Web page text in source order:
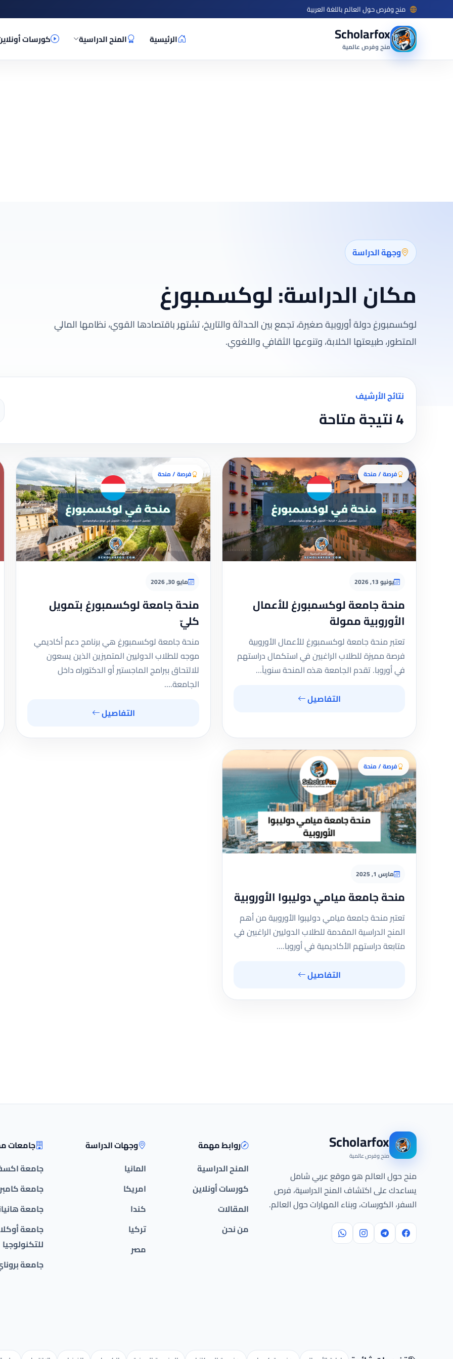
منح وفرص حول العالم باللغة العربية
Scholarfox
منح وفرص عالمية
الرئيسية المنح الدراسية كورسات
وجهة الدراسة
مكان الدراسة:لوكسمبورغ
لوكسمبورغ دولة أوروبية صغيرة، تجمع بين الحداثة والتاريخ، تشتهر باقتصادها القوي، نظامها المالي
المتطور، طبيعتها الخلابة، وتنوعها الثقافي واللغوي.
نتائج الأرشيف
4 نتيجة متاحة
فرصة / منحة
يونيو 13, 2026
منحة جامعة لوكسمبورغ للأعمال
الأوروبية ممولة
تعتبر منحة جامعة لوكسمبورغ للأعمال الأوروبية
فرصة مميزة للطلاب الراغبين في استكمال دراستهم
في أوروبا. تقدم الجامعة هذه المنحة سنوياً…
التفاصيل
فرصة / منحة
مايو 30, 2026
منحة جامعة لوكسمبورغ بتمويل
كليّ
منحة جامعة لوكسمبورغ هي برنامج دعم أكاديمي
موجه للطلاب الدوليين المتميزين الذين يسعون
للالتحاق ببرامج الماجستير أو الدكتوراه داخل
الجامعة.…
التفاصيل
فرصة / منحة
مارس 1, 2025
منحة جامعة ميامي دوليبوا الأوروبية
تعتبر منحة جامعة ميامي دوليبوا الأوروبية من أهم
المنح الدراسية المقدمة للطلاب الدوليين الراغبين في
متابعة دراستهم الأكاديمية في أوروبا.…
التفاصيل
Scholarfox
منح وفرص عالمية
منح حول العالم هو موقع عربي شامل
يساعدك على اكتشاف المنح الدراسية، فرص
السفر، الكورسات، وبناء المهارات حول العالم.
روابط مهمة
المنح الدراسية
كورسات أونلاين
المقالات
من نحن
وجهات الدراسة
المانيا
امريكا
كندا
تركيا
مصر
جامعات
جامعة
جامعة
جامعة
جامعة
للتكنولوجيا
جامعة